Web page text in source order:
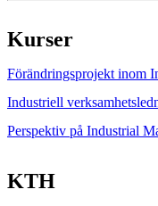
Kurser
Förändringsprojekt inom
Industriell
Perspektiv på Industrial
KTH